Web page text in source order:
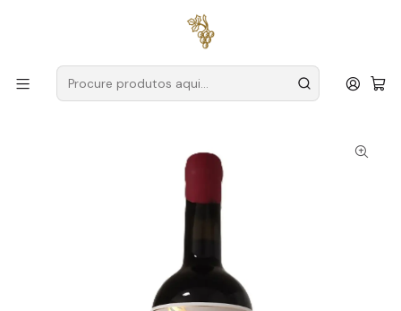
para encomendas a partir de
Produtores Bairrada
Sidónio de Sousa
Sidónio de Sousa Lapso 2018 Bairrada Tinto 75cl